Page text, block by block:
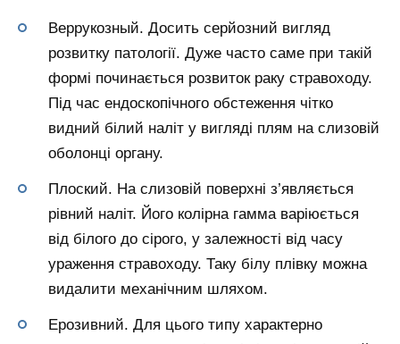
Веррукозный. Досить серйозний вигляд
розвитку патології. Дуже часто саме при такій
формі починається розвиток раку стравоходу.
Під час ендоскопічного обстеження чітко
видний білий наліт у вигляді плям на слизовій
оболонці органу.
Плоский. На слизовій поверхні з’являється
рівний наліт. Його колірна гамма варіюється
від білого до сірого, у залежності від часу
ураження стравоходу. Таку білу плівку можна
видалити механічним шляхом.
Ерозивний. Для цього типу характерно